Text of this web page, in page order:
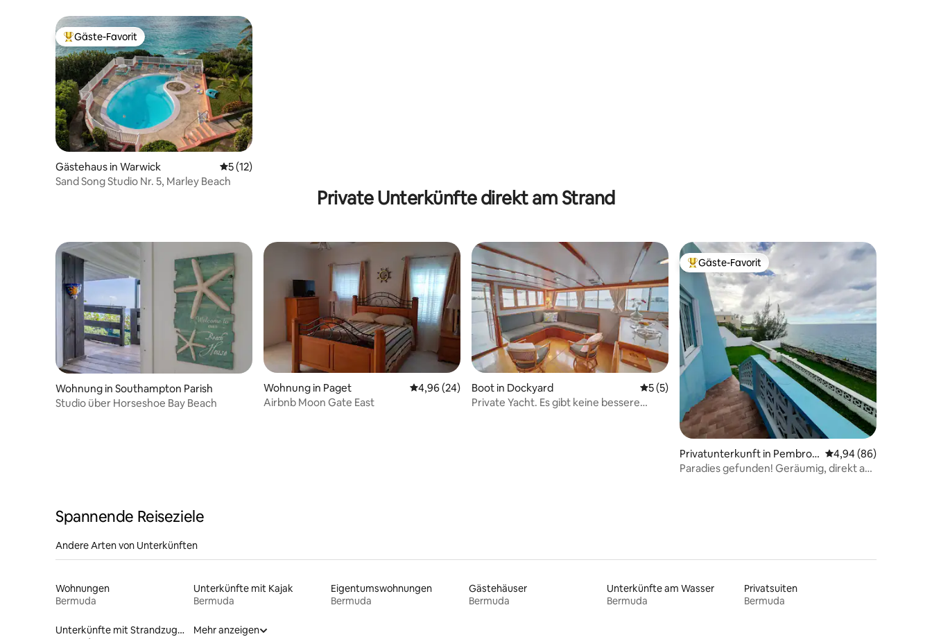
Beliebter Gäste-Favorit.
Gäste-Favorit
Gästehaus in Warwick Durchschnittliche Bewertung: 5 von 5, 12 Bewertungen
5 (12)
Sand Song Studio Nr. 5, Marley Beach
Private Unterkünfte direkt am Strand
Wohnung in Southampton Parish
Studio über Horseshoe Bay Beach
Wohnung in Paget Durchschnittliche Bewertung: 4,96 von 5, 24 Bewertungen
4,96 (24)
Airbnb Moon Gate East
Boot in Dockyard Durchschnittliche Bewertung: 5 von 5, 5 Bewertungen
5 (5)
Private Yacht. Es gibt keine bessere
Beliebter Gäste-Favorit.
Gäste-Favorit
Privatunterkunft in Pembrok
e Parish
Durchschnittliche
4,94 (86)
Paradies gefunden! Geräumig, direkt am
Spannende Reiseziele
Andere Arten von Unterkünften
Wohnungen
Bermuda
Unterkünfte mit Kajak
Bermuda
Eigentumswohnungen
Bermuda
Gästehäuser
Bermuda
Unterkünfte am Wasser
Bermuda
Privatsuiten
Bermuda
Unterkünfte mit Strandzugang
Mehr anzeigen